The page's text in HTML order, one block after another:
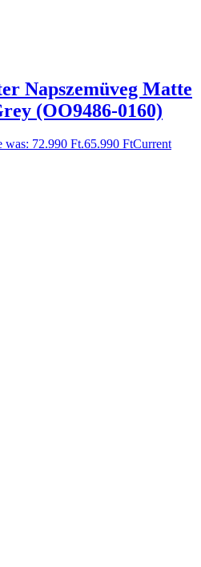
Napszemüveg Matte
(OO9486-0160)
was: 72.990 Ft.65.990 FtCurrent